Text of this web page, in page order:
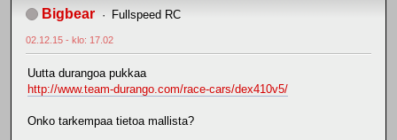
Bigbear Fullspeed RC
02.12.15 - klo: 17.02
Uutta durangoa pukkaa
http://www.team-durango.com/race-cars/dex410v5/
Onko tarkempaa tietoa mallista?